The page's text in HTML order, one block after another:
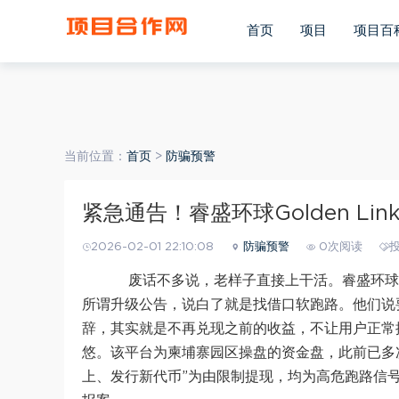
ua.match(/android/i) == "android"; var首页 项目 项目百
当前位置： 首页 > 防骗预警
紧急通告！睿盛环球Golden
2026-02-01 22:10:08 防骗预警 0次阅读
废话不多说，老样子直接上干活。睿盛环
所谓升级公告，说白了就是找借口软跑路。他们
辞，其实就是不再兑现之前的收益，不让用户正
悠。该平台为柬埔寨园区操盘的资金盘，此前已
上、发行新代币”为由限制提现，均为高危跑路